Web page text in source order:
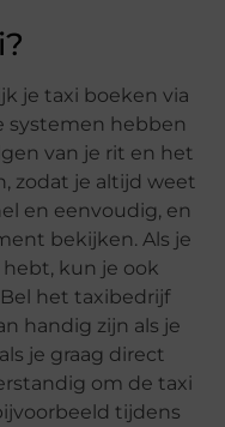
je taxi boeken via
systemen hebben
van je rit en het
zodat je altijd weet
en eenvoudig, en
bekijken. Als je
kun je ook
het taxibedrijf
handig zijn als je
je graag direct
om de taxi
tijdens